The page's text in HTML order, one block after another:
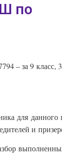
по
– за 9 класс,
для данного
и